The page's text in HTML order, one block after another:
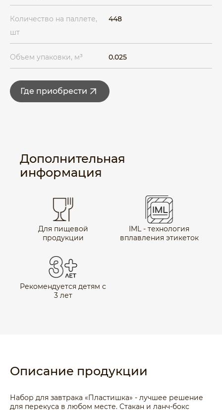
Количество на паллете,
шт
448
Объем упаковки, м³ 0.025
Где приобрести
Дополнительная
информация
Для пищевой
продукции
IML - технология
вплавления этикеток
Рекомендуется детям с
3 лет
Описание продукции
Набор для завтрака «Пластишка» - лучшее решение
для перекуса в любом месте. Стакан и ланч-бокс